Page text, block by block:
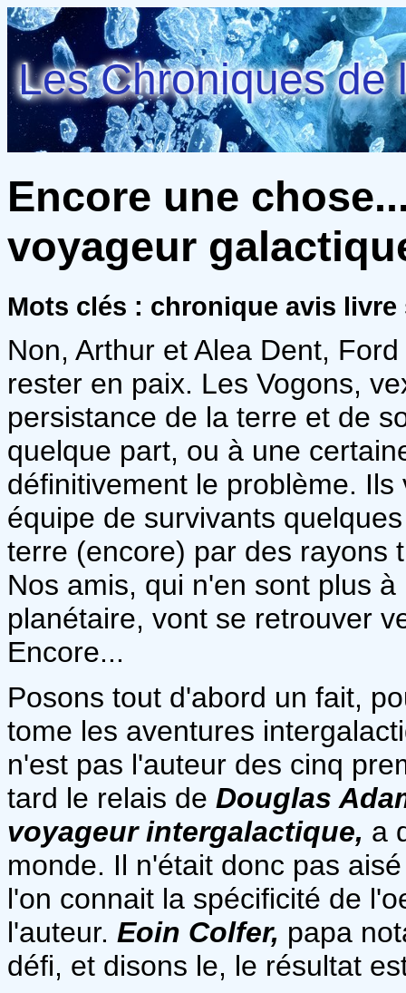
Les Chroniques de
Encore une
voyageur
Mots clés : chronique avis
Non, Arthur et Alea Dent,
rester en paix. Les Vogons,
persistance de la terre et de
quelque part, ou à une
définitivement le problème.
équipe de survivants
terre (encore) par des rayons
Nos amis, qui n'en sont plus
planétaire, vont se retrouver
Encore...
Posons tout d'abord un fait,
tome les aventures
n'est pas l'auteur des cinq
tard le relais de Douglas
voyageur intergalactique, a
monde. Il n'était donc pas
l'on connait la spécificité de
l'auteur. Eoin Colfer, papa
défi, et disons le, le résultat